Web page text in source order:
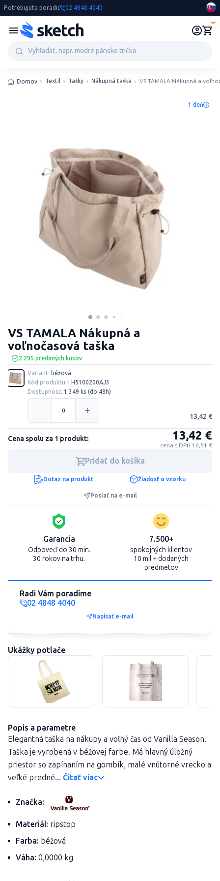
Potrebujete poradiť 02 4848 4040
Domov Textil Tašky Nákupná taška VS TAMALA Nákupná a
1 deň
2 295 predaných kusov
VS TAMALA Nákupná a
voľnočasová taška
Variant: béžová
Kód produktu:
I H5100200AJ3
Dostupnosť: 1 349 ks (do 48h)
13,42 €
Cena spolu za 1 produkt: 13,42 €
cena s DPH 16,51 €
Pridať do košíka
Dotaz na produkt Žiadosť o vzorku
Poslať na e-mail
Garancia
Odpoveď do 30 min.
30 rokov na trhu.
7.500+
spokojných klientov
10 mil.+ dodaných
predmetov
Radi Vám poradíme
02 4848 4040
Napísať e-mail
Ukážky potlače
Popis a parametre
Elegantná taška na nákupy a voľný čas od Vanilla Season.
Taška je vyrobená v béžovej farbe. Má hlavný úložný
priestor so zapínaním na gombík, malé vnútorné vrecko a
veľké predné... Čítať viac
Značka:
Materiál: ripstop
Farba: béžová
Váha: 0,0000 kg